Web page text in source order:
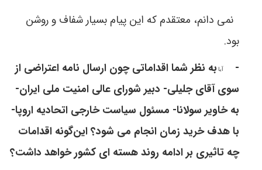
نمی دانم، معتقدم که این پیام بسیار شفاف و روشن
بود.
- آيا به نظر شما اقداماتی چون ارسال نامه اعتراضی از
سوی آقای جلیلی- دبیر شورای عالی امنیت ملی ایران-
به خاویر سولانا- مسئول سیاست خارجی اتحادیه اروپا-
با هدف خرید زمان انجام می شود؟ این‌گونه اقدامات
چه تاثیری بر ادامه روند هسته ای کشور خواهد داشت؟